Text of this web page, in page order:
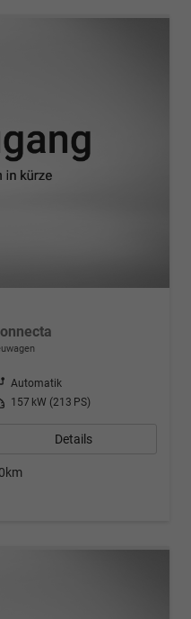
Automatik
157 kW (213 PS)
Details